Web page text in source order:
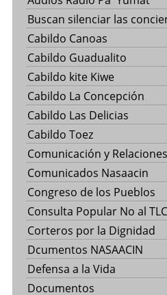
Buscan silenciar las
Cabildo Canoas
Cabildo Guadualito
Cabildo kite Kiwe
Cabildo La Concepción
Cabildo Las Delicias
Cabildo Toez
Comunicación y
Comunicados Nasaacin
Congreso de los Pueblos
Consulta Popular No al TLC
Corteros por la Dignidad
Dcumentos NASAACIN
Defensa a la Vida
Documentos